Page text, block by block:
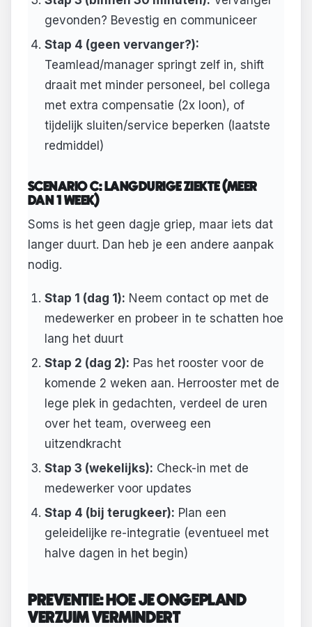
gevonden? Bevestig en communiceer
Stap 4 (geen vervanger?):
Teamlead/manager springt zelf in, shift
draait met minder personeel, bel collega
met extra compensatie (2x loon), of
tijdelijk sluiten/service beperken (laatste
redmiddel)
SCENARIO C: LANGDURIGE ZIEKTE (MEER
DAN 1 WEEK)
Soms is het geen dagje griep, maar iets dat
langer duurt. Dan heb je een andere aanpak
nodig.
Stap 1 (dag 1): Neem contact op met de
medewerker en probeer in te schatten hoe
lang het duurt
Stap 2 (dag 2): Pas het rooster voor de
komende 2 weken aan. Herrooster met de
lege plek in gedachten, verdeel de uren
over het team, overweeg een
uitzendkracht
Stap 3 (wekelijks): Check-in met de
medewerker voor updates
Stap 4 (bij terugkeer): Plan een
geleidelijke re-integratie (eventueel met
halve dagen in het begin)
PREVENTIE: HOE JE ONGEPLAND
VERZUIM VERMINDERT